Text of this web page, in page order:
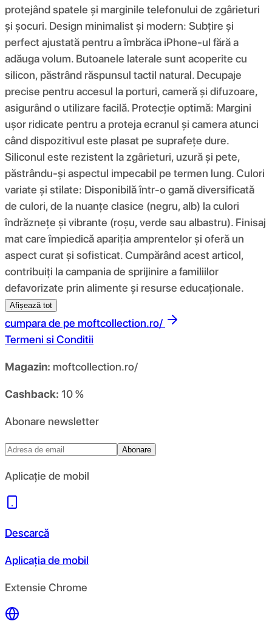
protejând spatele și marginile telefonului de zgârieturi
și șocuri. Design minimalist și modern: Subțire și
perfect ajustată pentru a îmbrăca iPhone-ul fără a
adăuga volum. Butoanele laterale sunt acoperite cu
silicon, păstrând răspunsul tactil natural. Decupaje
precise pentru accesul la porturi, cameră și difuzoare,
asigurând o utilizare facilă. Protecție optimă: Margini
ușor ridicate pentru a proteja ecranul și camera atunci
când dispozitivul este plasat pe suprafețe dure.
Siliconul este rezistent la zgârieturi, uzură și pete,
păstrându-și aspectul impecabil pe termen lung. Culori
variate și stilate: Disponibilă într-o gamă diversificată
de culori, de la nuanțe clasice (negru, alb) la culori
îndrăznețe și vibrante (roșu, verde sau albastru). Finisaj
mat care împiedică apariția amprentelor și oferă un
aspect curat și sofisticat. Cumpărând acest articol,
contribuiți la campania de sprijinire a familiilor
defavorizate prin alimente și resurse educaționale.
Afișează tot
cumpara de pe moftcollection.ro/
Termeni si Conditii
Magazin: moftcollection.ro/
Cashback: 10 %
Abonare newsletter
Abonare
Aplicație de mobil
Descarcă
Aplicația de mobil
Extensie Chrome